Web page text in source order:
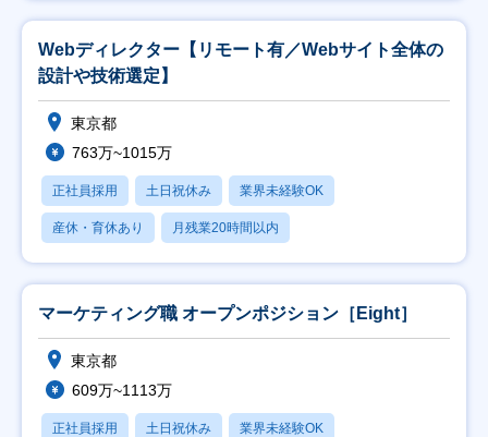
Webディレクター【リモート有／Webサイト全体の
設計や技術選定】
東京都
763万~1015万
正社員採用 土日祝休み 業界未経験OK
産休・育休あり 月残業20時間以内
マーケティング職 オープンポジション［Eight］
東京都
609万~1113万
正社員採用 土日祝休み 業界未経験OK